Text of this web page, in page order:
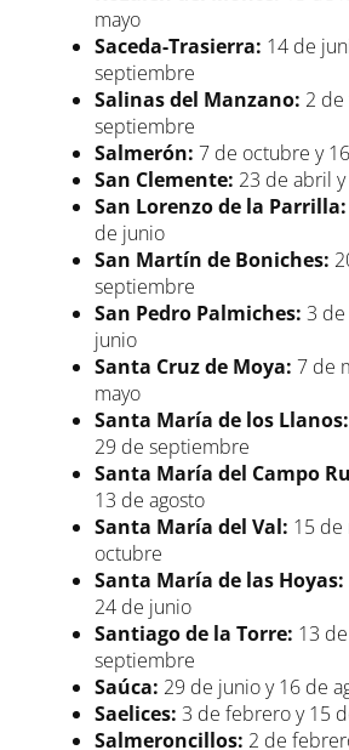
mayo
Saceda-Trasierra: 14 de
septiembre
Salinas del Manzano: 2
septiembre
Salmerón: 7 de octubre y
San Clemente: 23 de abril
San Lorenzo de la Parrilla:
de junio
San Martín de Boniches:
septiembre
San Pedro Palmiches: 3
junio
Santa Cruz de Moya: 7 de
mayo
Santa María de los Llanos:
29 de septiembre
Santa María del Campo
13 de agosto
Santa María del Val: 15 de
octubre
Santa María de las Hoyas:
24 de junio
Santiago de la Torre: 13
septiembre
Saúca: 29 de junio y 16 de
Saelices: 3 de febrero y 15
Salmeroncillos: 2 de